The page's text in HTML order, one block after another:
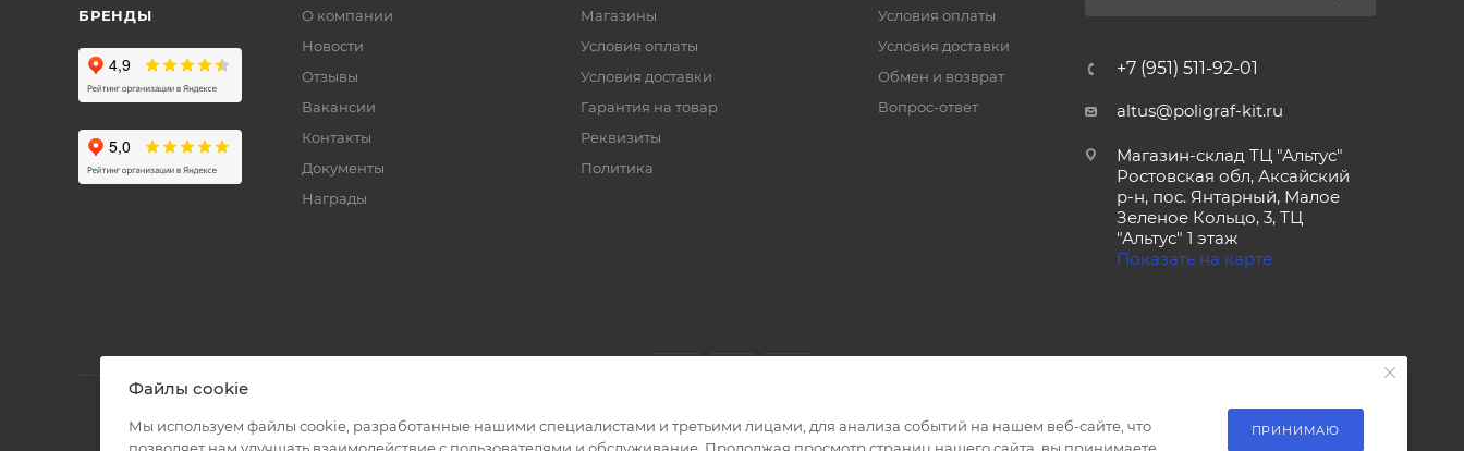
БРЕНДЫ
О компании
Новости
Отзывы
Вакансии
Контакты
Документы
Награды
Магазины
Условия оплаты
Условия доставки
Гарантия на товар
Реквизиты
Политика
Условия оплаты
Условия доставки
Обмен и возврат
Вопрос-ответ
+7 (951) 511-92-01
altus@poligraf-kit.ru
Магазин-склад ТЦ "Альтус"
Ростовская обл, Аксайский
р-н, пос. Янтарный, Малое
Зеленое Кольцо, 3, ТЦ
"Альтус" 1 этаж
Показать на карте
Файлы cookie
Мы используем файлы cookie, разработанные нашими специалистами и третьими лицами, для анализа событий на нашем веб-сайте, что
ПРИНИМАЮ